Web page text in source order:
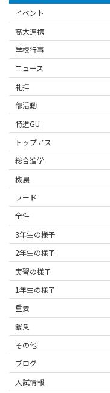
イベント
高大連携
学校行事
ニュース
礼拝
部活動
特進GU
トップアス
総合進学
機農
フード
全件
3年生の様子
2年生の様子
実習の様子
1年生の様子
重要
緊急
その他
ブログ
入試情報